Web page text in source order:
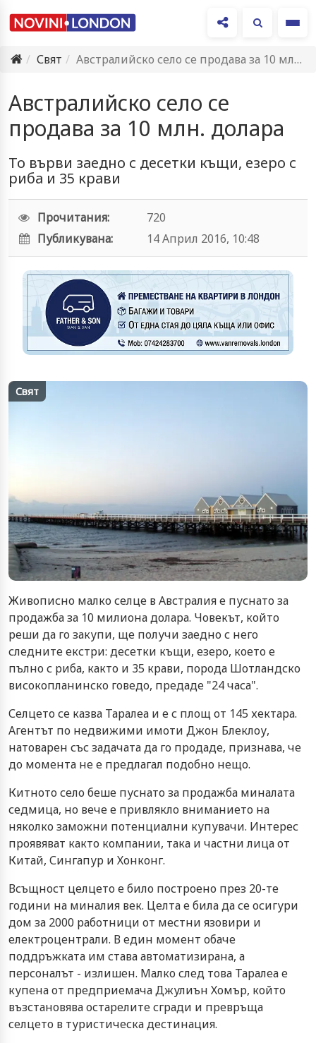
Свят
Австралийско село се продава за 10 млн. долара
Австралийско село се
продава за 10 млн. долара
То върви заедно с десетки къщи, езеро с
риба и 35 крави
Прочитания:
720
Публикувана:
14 Април 2016, 10:48
Свят
Живописно малко селце в Австралия е пуснато за
продажба за 10 милиона долара. Човекът, който
реши да го закупи, ще получи заедно с него
следните екстри: десетки къщи, езеро, което е
пълно с риба, както и 35 крави, порода Шотландско
високопланинско говедо, предаде "24 часа".
Селцето се казва Таралеа и е с площ от 145 хектара.
Агентът по недвижими имоти Джон Блеклоу,
натоварен със задачата да го продаде, признава, че
до момента не е предлагал подобно нещо.
Китното село беше пуснато за продажба миналата
седмица, но вече е привлякло вниманието на
няколко заможни потенциални купувачи. Интерес
проявяват както компании, така и частни лица от
Китай, Сингапур и Хонконг.
Всъщност целцето е било построено през 20-те
години на миналия век. Целта е била да се осигури
дом за 2000 работници от местни язовири и
електроцентрали. В един момент обаче
поддръжката им става автоматизирана, а
персоналът - излишен. Малко след това Таралеа е
купена от предприемача Джулиън Хомър, който
възстановява остарелите сгради и превръща
селцето в туристическа дестинация.